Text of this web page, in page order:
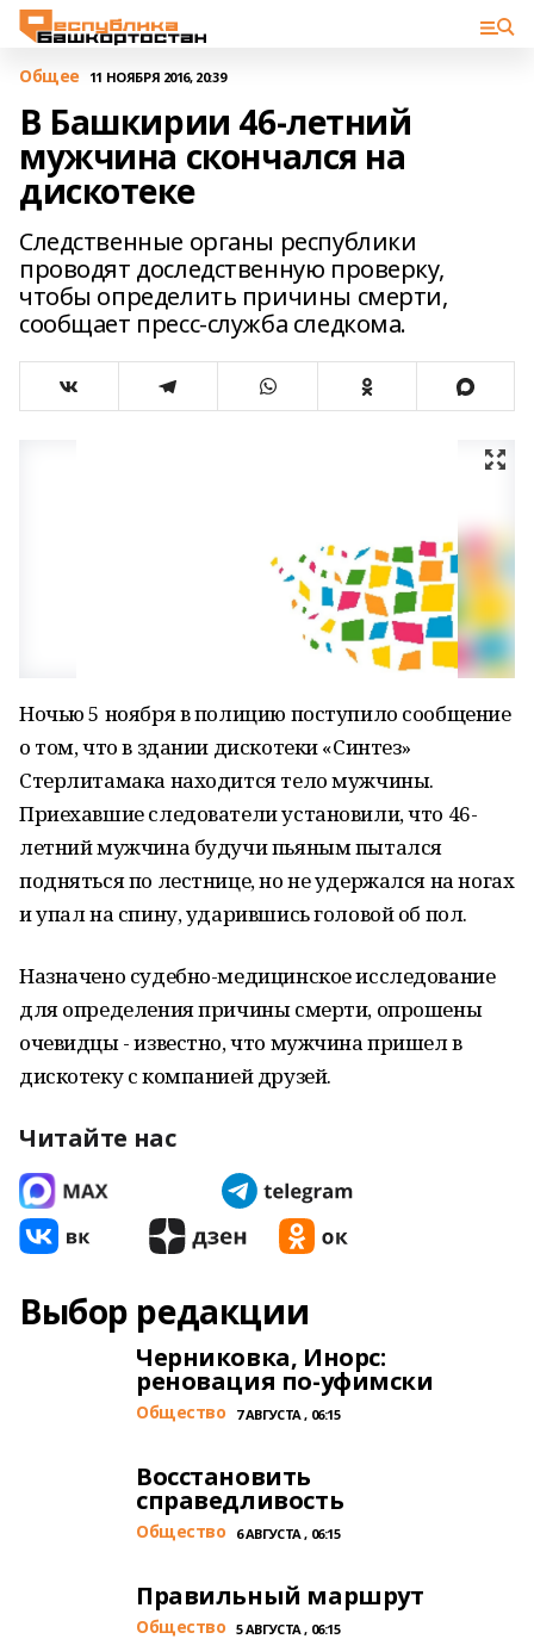
Общее 11 НОЯБРЯ 2016, 20:39
В Башкирии 46-летний
мужчина скончался на
дискотеке
Следственные органы республики
проводят доследственную проверку,
чтобы определить причины смерти,
сообщает пресс-служба следкома.
Ночью 5 ноября в полицию поступило сообщение
о том, что в здании дискотеки «Синтез»
Стерлитамака находится тело мужчины.
Приехавшие следователи установили, что 46-
летний мужчина будучи пьяным пытался
подняться по лестнице, но не удержался на ногах
и упал на спину, ударившись головой об пол.
Назначено судебно-медицинское исследование
для определения причины смерти, опрошены
очевидцы - известно, что мужчина пришел в
дискотеку с компанией друзей.
Читайте нас
Выбор редакции
Черниковка, Инорс:
реновация по-уфимски
Общество 7 АВГУСТА , 06:15
Восстановить
справедливость
Общество 6 АВГУСТА , 06:15
Правильный маршрут
Общество 5 АВГУСТА , 06:15